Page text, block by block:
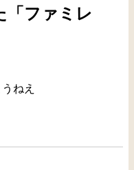
「ファミレ
ねえ